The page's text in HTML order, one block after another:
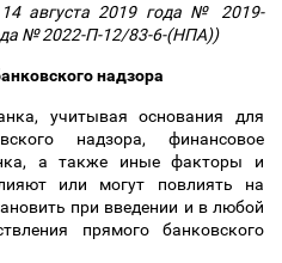
августа 2019 года № 2019-
№ 2022-П-12/83-6-(НПА))
надзора
учитывая основания для
надзора, финансовое
а также иные факторы и
или могут повлиять на
при введении и в любой
прямого банковского